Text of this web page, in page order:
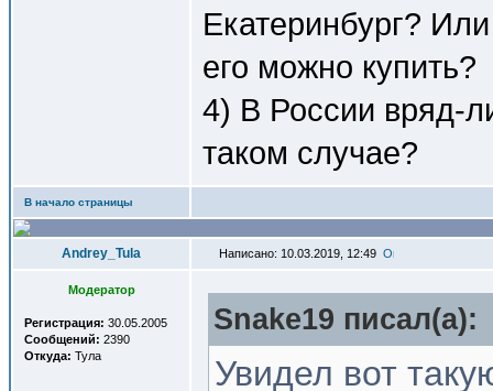
Екатеринбург?
его можно купить?
4) В России вряд-
таком случае?
В начало страницы
Andrey_Tula Написано: 10.03.2019, 12:49
Модератор
Регистрация: 30.05.2005
Сообщений: 2390
Откуда: Тула
Snake19 писал(a):
Увидел вот